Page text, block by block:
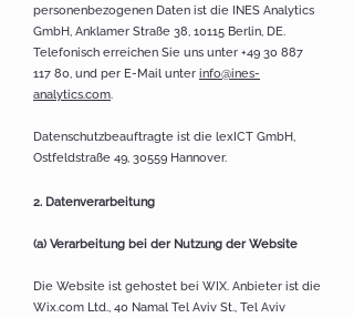
personenbezogenen Daten ist die INES Analytics
GmbH, Anklamer Straße 38, 10115 Berlin, DE.
Telefonisch erreichen Sie uns unter +49 30 887
117 80, und per E-Mail unter info@ines-
analytics.com.
Datenschutzbeauftragte ist die lexICT GmbH,
Ostfeldstraße 49, 30559 Hannover.
2. Datenverarbeitung
(a) Verarbeitung bei der Nutzung der Website
Die Website ist gehostet bei WIX. Anbieter ist die
Wix.com Ltd., 40 Namal Tel Aviv St., Tel Aviv